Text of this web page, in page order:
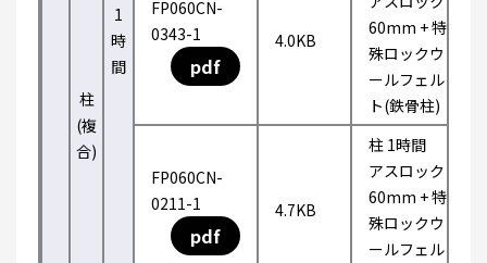
柱
(複
合)
1
時
間
FP060CN-
0343-1
pdf
4.0KB
60mm + 特
殊ロックウ
ールフェル
ト(鉄骨柱)
FP060CN-
0211-1
pdf
4.7KB
柱 1時間
アスロック
60mm + 特
殊ロックウ
ールフェル